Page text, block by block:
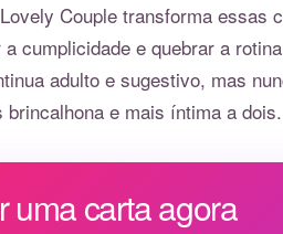
Couple transforma essas
a cumplicidade e quebrar a
adulto e sugestivo, mas
brincalhona e mais íntima a dois.
uma carta agora